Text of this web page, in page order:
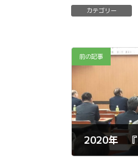
カテゴリー
前の記事